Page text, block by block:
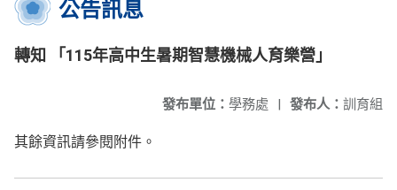
公告訊息
轉知 「115年高中生暑期智慧機械人育樂營」
發布人： 訓育組
發布單位： 學務處 |
其餘資訊請參閱附件。